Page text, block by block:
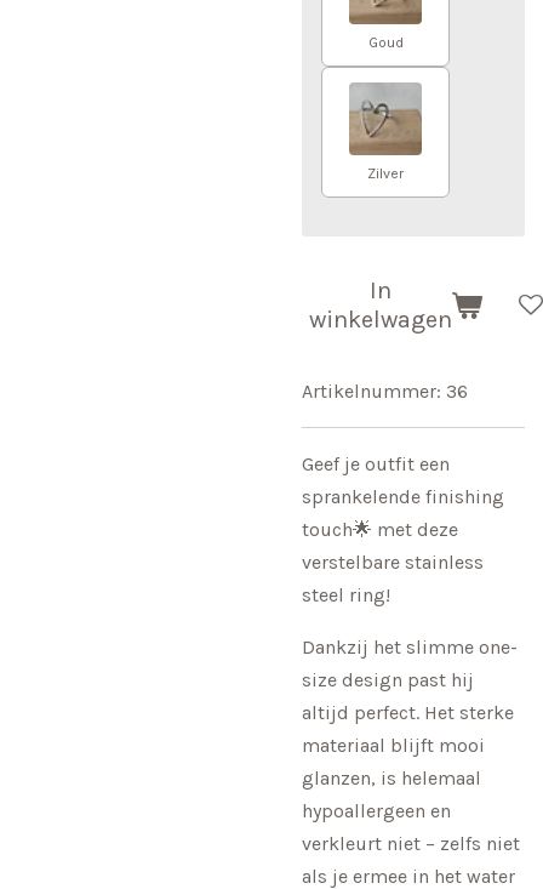
Goud
Zilver
In
winkelwagen
Artikelnummer: 36
Geef je outfit een
sprankelende finishing
touch🌟 met deze
verstelbare stainless
steel ring!
Dankzij het slimme one-
size design past hij
altijd perfect. Het sterke
materiaal blijft mooi
glanzen, is helemaal
hypoallergeen en
verkleurt niet – zelfs niet
als je ermee in het water